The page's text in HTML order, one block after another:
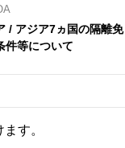
/ アジア7ヵ国の隔離免
件等について
す。